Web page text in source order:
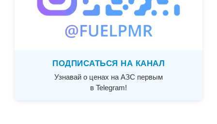
ПОДПИСАТЬСЯ НА КАНАЛ
Узнавай о ценах на АЗС первым
в Telegram!